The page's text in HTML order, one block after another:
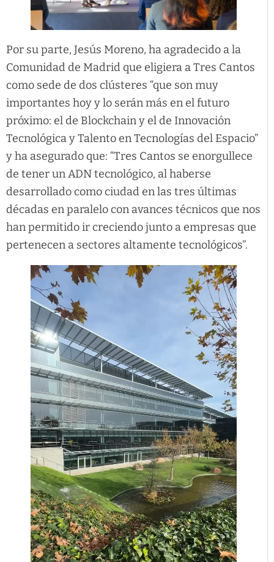
Por su parte, Jesús Moreno, ha agradecido a la
Comunidad de Madrid que eligiera a Tres Cantos
como sede de dos clústeres “que son muy
importantes hoy y lo serán más en el futuro
próximo: el de Blockchain y el de Innovación
Tecnológica y Talento en Tecnologías del Espacio”
y ha asegurado que: “Tres Cantos se enorgullece
de tener un ADN tecnológico, al haberse
desarrollado como ciudad en las tres últimas
décadas en paralelo con avances técnicos que nos
han permitido ir creciendo junto a empresas que
pertenecen a sectores altamente tecnológicos”.